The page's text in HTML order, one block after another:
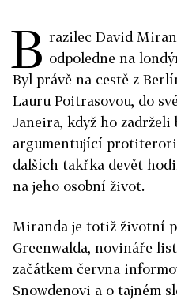
B razilec David
odpoledne na
Byl právě na cestě z
Lauru Poitrasovou, do
Janeira, když ho
argumentující
dalších takřka devět
na jeho osobní život.
Miranda je totiž životní
Greenwalda, novináře
začátkem června
Snowdenovi a o tajném